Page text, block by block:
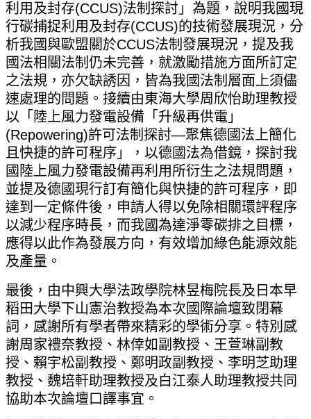
利用及封存(CCUS)法制探討」為題，說明我國現
行碳捕捉利用及封存(CCUS)的技術發展現況，分
析我國與歐盟關於CCUS法制發展現況，提及我
國法相關法制仍未完善，就激勵措施方面所訂定
之法規，亦欠缺誘因，皆為我國法制層面上須儘
速處理的問題。接續由東海大學周欣怡助理教授
以「陸上風力發電設備「升級再供電」
(Repowering)許可法制探討—聚焦德國法上簡化
且快捷的許可程序」，以德國法為借鏡，探討我
國陸上風力發電設備再利用所衍生之法規問題，
並提及德國現行訂有簡化與快捷的許可程序，即
達到一定條件後，申請人得以免除相關環評程序
以減少程序時長，而我國為達淨零碳排之目標，
應得以此作為發展方向，有效增加綠色能源效能
及產量。
最後，由中興大學法政學院林昱梅院長及日本早
稻田大學下山憲治教授為本次國際論壇致閉幕
詞，感謝所有學者帶來精彩的學術分享。特別感
謝周家禮奈教授、林倖如副教授、王萱琳副教
授、賴宇松副教授、鄭明政副教授、李明芝助理
教授、魏培軒助理教授及白江泰人助理教授共同
協助本次論壇口譯事宜。